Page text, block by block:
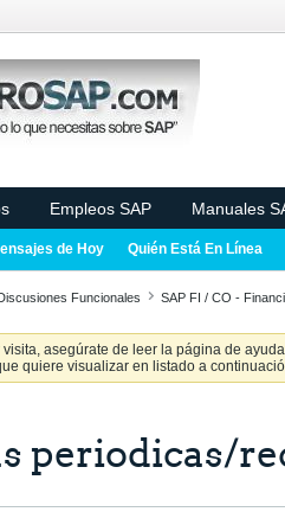
Empleos SAP Manuales
de Hoy Quién Está En Línea
Funcionales SAP FI / CO -
visita, asegúrate de leer la página de ayuda
quiere visualizar en listado a
periodicas/